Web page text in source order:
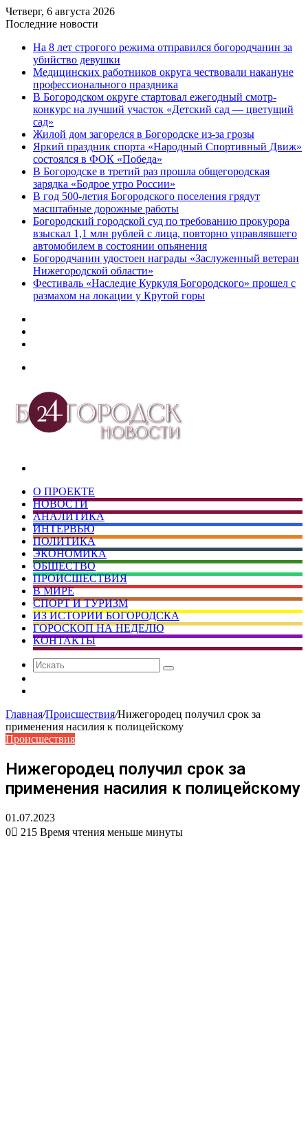
Четверг, 6 августа 2026
Последние новости
На 8 лет строгого режима отправился богородчанин за
убийство девушки
Медицинских работников округа чествовали накануне
профессионального праздника
В Богородском округе стартовал ежегодный смотр-
конкурс на лучший участок «Детский сад — цветущий
сад»
Жилой дом загорелся в Богородске из-за грозы
Яркий праздник спорта «Народный Спортивный Движ»
состоялся в ФОК «Победа»
В Богородске в третий раз прошла общегородская
зарядка «Бодрое утро России»
В год 500-летия Богородского поселения грядут
масштабные дорожные работы
️Богородский городской суд по требованию прокурора
взыскал 1,1 млн рублей с лица, повторно управлявшего
автомобилем в состоянии опьянения
Богородчанин удостоен награды «Заслуженный ветеран
Нижегородской области»
Фестиваль «Наследие Куркуля Богородского» прошел с
размахом на локации у Крутой горы
О ПРОЕКТЕ
НОВОСТИ
АНАЛИТИКА
ИНТЕРВЬЮ
ПОЛИТИКА
ЭКОНОМИКА
ОБЩЕСТВО
ПРОИСШЕСТВИЯ
В МИРЕ
СПОРТ И ТУРИЗМ
ИЗ ИСТОРИИ БОГОРОДСКА
ГОРОСКОП НА НЕДЕЛЮ
КОНТАКТЫ
Искать
Главная/Происшествия/Нижегородец получил срок за
применения насилия к полицейскому
Происшествия
Нижегородец получил срок за
применения насилия к полицейскому
01.07.2023
0
215 Время чтения меньше минуты